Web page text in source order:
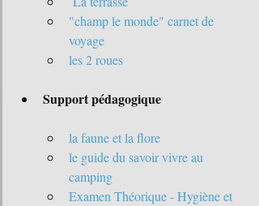
"champ le monde" carnet de
voyage
les 2 roues
Support pédagogique
la faune et la flore
le guide du savoir vivre au
camping
Examen Théorique - Hygiène et